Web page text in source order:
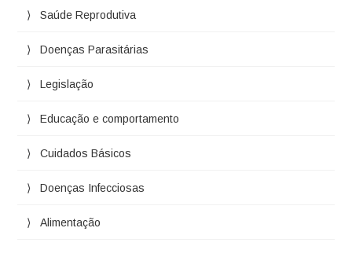
Saúde Reprodutiva
Doenças Parasitárias
Legislação
Educação e comportamento
Cuidados Básicos
Doenças Infecciosas
Alimentação